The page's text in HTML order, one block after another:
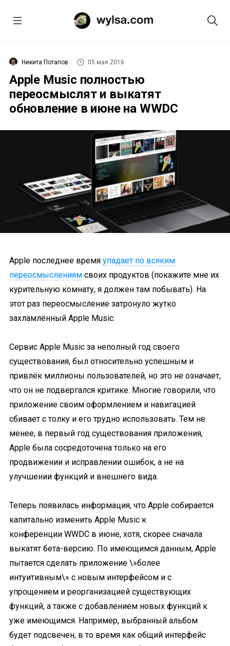
Никита Потапов 05 мая 2016
Apple Music полностью
переосмыслят и выкатят
обновление в июне на WWDC
Apple последнее время упадает по всяким
переосмыслениям своих продуктов (покажите мне их
курительную комнату, я должен там побывать). На
этот раз переосмысление затронуло жутко
захламлённый Apple Music.
Сервис Apple Music за неполный год своего
существования, был относительно успешным и
привлёк миллионы пользователей, но это не означает,
что он не подвергался критике. Многие говорили, что
приложение своим оформлением и навигацией
сбивает с толку и его трудно использовать. Тем не
менее, в первый год существования приложения,
Apple была сосредоточена только на его
продвижении и исправлении ошибок, а не на
улучшении функций и внешнего вида.
Теперь появилась информация, что Apple собирается
капитально изменить Apple Music к
конференции WWDC в июне, хотя, скорее сначала
выкатят бета-версию. По имеющимся данным, Apple
пытается сделать приложение \»более
интуитивным\» с новым интерфейсом и с
упрощением и реорганизацией существующих
функций, а также с добавлением новых функций к
уже имеющимся. Например, выбранный альбом
будет подсвечен, в то время как общий интерфейс